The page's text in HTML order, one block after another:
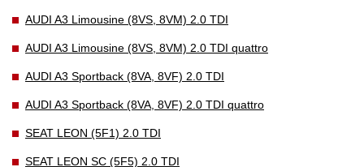
AUDI A3 Limousine (8VS, 8VM) 2.0 TDI
AUDI A3 Limousine (8VS, 8VM) 2.0 TDI quattro
AUDI A3 Sportback (8VA, 8VF) 2.0 TDI
AUDI A3 Sportback (8VA, 8VF) 2.0 TDI quattro
SEAT LEON (5F1) 2.0 TDI
SEAT LEON SC (5F5) 2.0 TDI